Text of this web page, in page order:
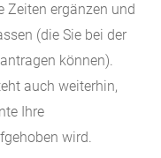
Zeiten ergänzen und
(die Sie bei der
können).
auch weiterhin,
Ihre
wird.